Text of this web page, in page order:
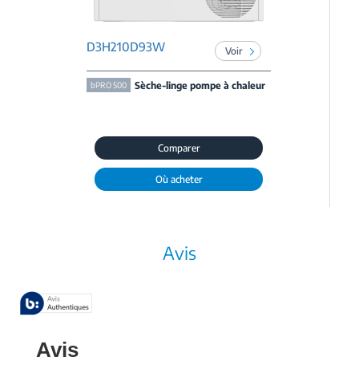
D3H210D93W Voir
bPRO 500 Sèche-linge pompe à chaleur
Comparer
Où acheter
Avis
Avis